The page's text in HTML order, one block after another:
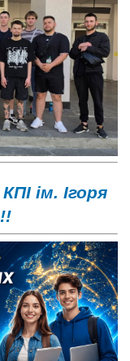
ім. Ігоря